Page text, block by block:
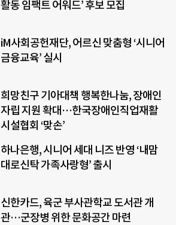
활동 임팩트 어워드’ 후보 모집
iM사회공헌재단, 어르신 맞춤형 ‘시니어
금융교육’ 실시
희망친구 기아대책 행복한나눔, 장애인
자립 지원 확대…한국장애인직업재활
시설협회 ‘맞손’
하나은행, 시니어 세대 니즈 반영 ‘내맘
대로신탁 가족사랑형’ 출시
신한카드, 육군 부사관학교 도서관 개
관…군장병 위한 문화공간 마련